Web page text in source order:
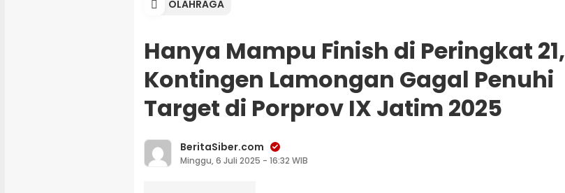
OLAHRAGA
Hanya Mampu Finish di Peringkat 21,
Kontingen Lamongan Gagal Penuhi
Target di Porprov IX Jatim 2025
BeritaSiber.com
Minggu, 6 Juli 2025 - 16:32 WIB